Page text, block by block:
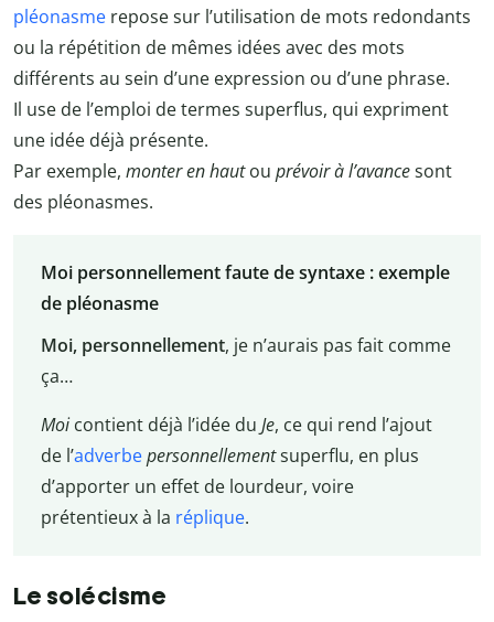
pléonasme repose sur l’utilisation de mots redondants
ou la répétition de mêmes idées avec des mots
différents au sein d’une expression ou d’une phrase.
Il use de l’emploi de termes superflus, qui expriment
une idée déjà présente.
Par exemple, monter en hautou prévoir à l’avancesont
des pléonasmes.
Moi personnellement faute de syntaxe : exemple
de pléonasme
Moi, personnellement, je n’aurais pas fait comme
ça…
Moi contient déjà l’idée du Je, ce qui rend l’ajout
de l’adverbepersonnellementsuperflu, en plus
d’apporter un effet de lourdeur, voire
prétentieux à la réplique.
Le solécisme